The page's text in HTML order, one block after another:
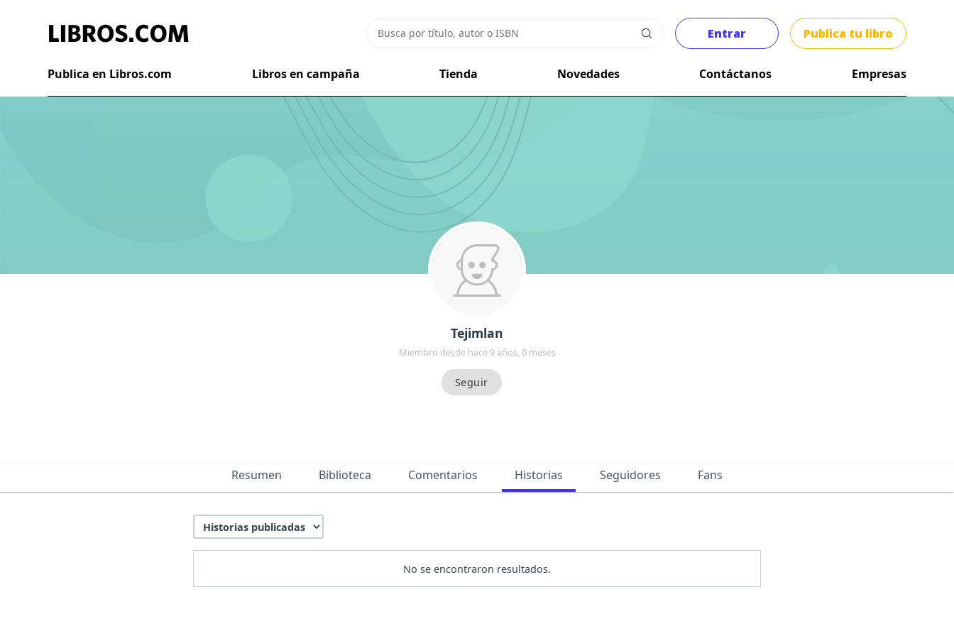
Entrar Publica tu libro
Publica en Libros.com Libros en campaña Tienda Novedades Contáctanos Empresas
Tejimlan
Miembro desde hace 9 años, 6 meses
Resumen Biblioteca Comentarios Historias Seguidores Fans
No se encontraron resultados.